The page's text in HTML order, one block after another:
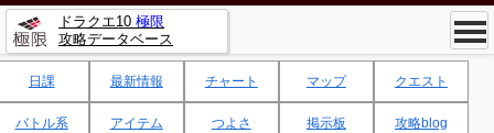
ドラクエ10 極限
攻略データベース
日課 最新情報 チャート マップ クエスト
バトル系 アイテム つよさ 掲示板 攻略blog